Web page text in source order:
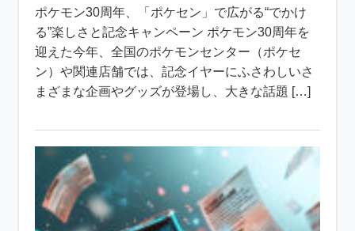
ポケモン30周年、「ポケセン」で広がる“でかけ
る”楽しさと記念キャンペーン ポケモン30周年を
迎えた今年、全国のポケモンセンター（ポケセ
ン）や関連店舗では、記念イヤーにふさわしいさ
まざまな企画やグッズが登場し、大きな話題 […]